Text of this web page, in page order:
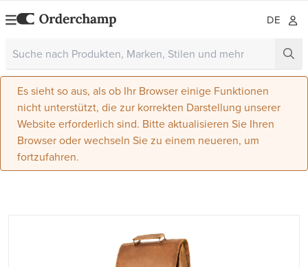
DE
Es sieht so aus, als ob Ihr Browser einige Funktionen
nicht unterstützt, die zur korrekten Darstellung unserer
Website erforderlich sind. Bitte aktualisieren Sie Ihren
Browser oder wechseln Sie zu einem neueren, um
fortzufahren.